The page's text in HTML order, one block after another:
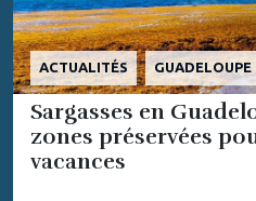
ACTUALITÉS GUADELOUPE
Sargasses en
zones préservées
vacances